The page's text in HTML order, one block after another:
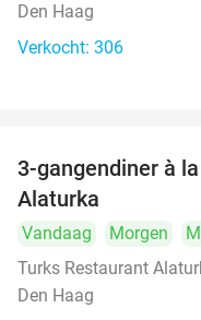
Den Haag
Verkocht: 306
3-gangendiner à
Alaturka
Vandaag Morgen
Turks Restaurant
Den Haag